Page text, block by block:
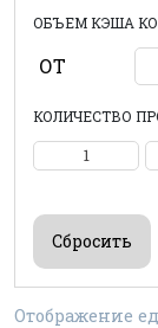
ОБЪЕМ КЭША
ОТ
КОЛИЧЕСТВО
1
Отображение